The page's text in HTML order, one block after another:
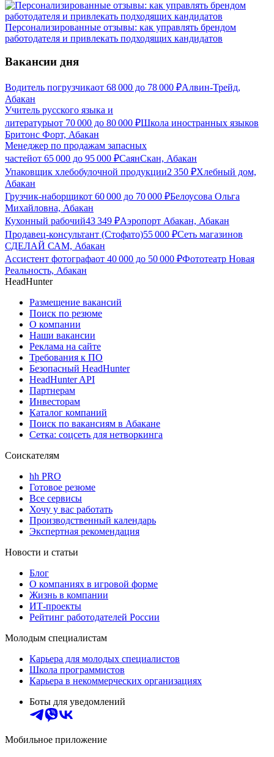
Персонализированные отзывы: как управлять брендом
работодателя и привлекать подходящих кандидатов
Вакансии дня
Водитель погрузчикаот 68 000 до 78 000 ₽Алвин-Трейд,
Абакан
Учитель русского языка и
литературыот 70 000 до 80 000 ₽Школа иностранных языков
Бритонс Форт, Абакан
Менеджер по продажам запасных
частейот 65 000 до 95 000 ₽СаянСкан, Абакан
Упаковщик хлебобулочной продукции2 350 ₽Хлебный дом,
Абакан
Грузчик-наборщикот 60 000 до 70 000 ₽Белоусова Ольга
Михайловна, Абакан
Кухонный рабочий43 349 ₽Аэропорт Абакан, Абакан
Продавец-консультант (Стофато)55 000 ₽Сеть магазинов
СДЕЛАЙ САМ, Абакан
Ассистент фотографаот 40 000 до 50 000 ₽Фототеатр Новая
Реальность, Абакан
HeadHunter
Размещение вакансий
Поиск по резюме
О компании
Наши вакансии
Реклама на сайте
Требования к ПО
Безопасный HeadHunter
HeadHunter API
Партнерам
Инвесторам
Каталог компаний
Поиск по вакансиям в Абакане
Сетка: соцсеть для нетворкинга
Соискателям
hh PRO
Готовое резюме
Все сервисы
Хочу у вас работать
Производственный календарь
Экспертная рекомендация
Новости и статьи
Блог
О компаниях в игровой форме
Жизнь в компании
ИТ-проекты
Рейтинг работодателей России
Молодым специалистам
Карьера для молодых специалистов
Школа программистов
Карьера в некоммерческих организациях
Боты для уведомлений
Мобильное приложение